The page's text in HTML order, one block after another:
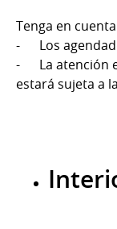
Tenga en
- Los
- La atención
estará sujeta a